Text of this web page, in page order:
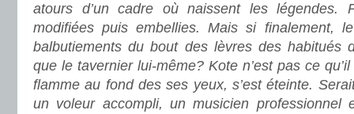
atours d’un cadre où naissent les légendes.
modifiées puis embellies. Mais si finalement,
balbutiements du bout des lèvres des habitués
que le tavernier lui-même? Kote n’est pas ce
flamme au fond des ses yeux, s’est éteinte.
un voleur accompli, un musicien professionnel